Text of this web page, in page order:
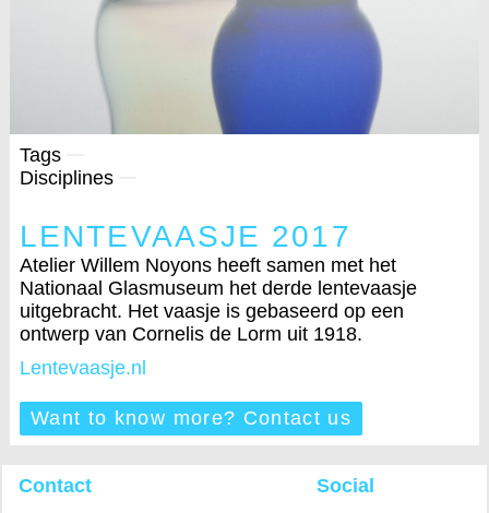
Tags
Disciplines
LENTEVAASJE 2017
Atelier Willem Noyons heeft samen met het
Nationaal Glasmuseum het derde lentevaasje
uitgebracht. Het vaasje is gebaseerd op een
ontwerp van Cornelis de Lorm uit 1918.
Lentevaasje.nl
Want to know more? Contact us
Contact Social